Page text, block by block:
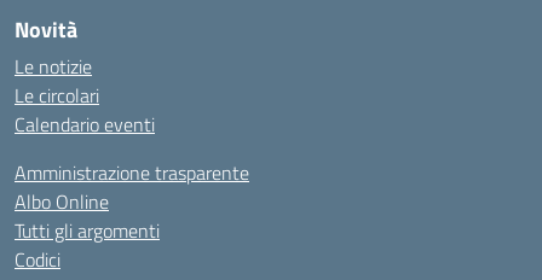
Novità
Le notizie
Le circolari
Calendario eventi
Amministrazione trasparente
Albo Online
Tutti gli argomenti
Codici